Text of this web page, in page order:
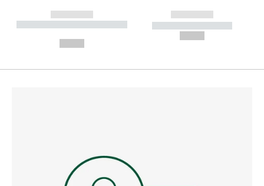
------------
----------- ----------- --------
------------
----------- -----------